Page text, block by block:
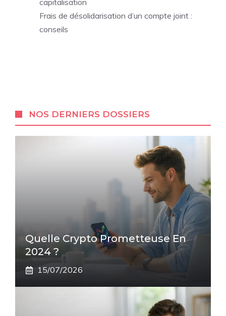
capitalisation
Frais de désolidarisation d’un compte joint :
conseils
NOS DERNIERS DOSSIERS
Quelle Crypto Prometteuse En
2024 ?
15/07/2026